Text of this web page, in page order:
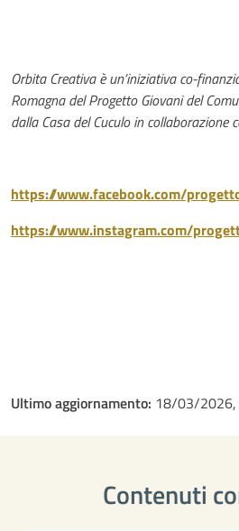
Orbita Creativa è un’iniziativa co-
Romagna del Progetto Giovani del
dalla Casa del Cuculo in collaborazione
https://www.facebook.com/
https://www.instagram.com/
Ultimo aggiornamento: 18/03/2026,
Contenuti